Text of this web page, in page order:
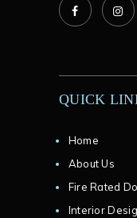
QUICK
Home
About Us
Fire Rated
Interior